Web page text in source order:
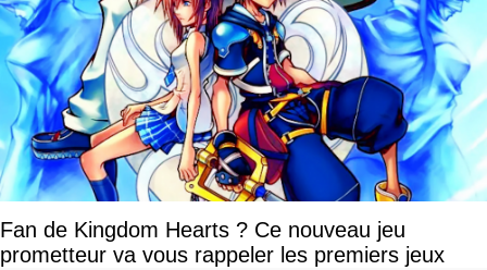
Fan de Kingdom Hearts ? Ce nouveau jeu
prometteur va vous rappeler les premiers jeux